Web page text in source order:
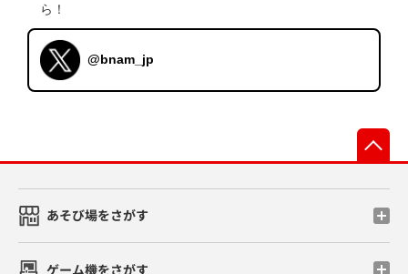
ら！
@bnam_jp
あそび場をさがす
ゲーム機をさがす